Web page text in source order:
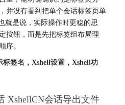
并没有看到把单个会话标签页单
就是说，实际操作时更稳的思
按钮，而是先把标签组布局理
序。
标签名 ， Xshell设置， Xshell功
XshellCN会话导出文件